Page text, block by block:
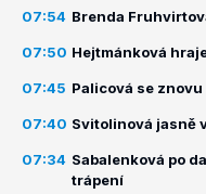
07:54 Brenda
07:50 Hejtmánková
07:45 Palicová se
07:40 Svitolinová jasně
07:34 Sabalenková po
trápení